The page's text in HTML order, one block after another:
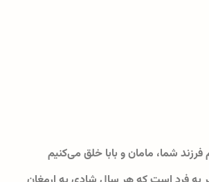
فرزند شما، مامان و بابا خلق می‌کنیم